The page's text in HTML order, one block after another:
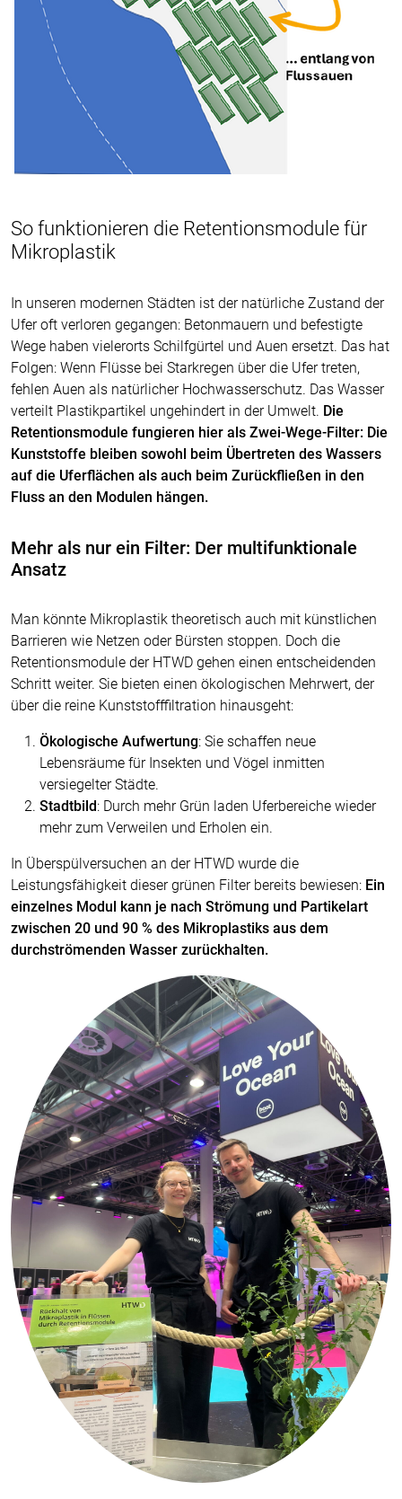
So funktionieren die Retentionsmodule für
Mikroplastik
In unseren modernen Städten ist der natürliche Zustand der
Ufer oft verloren gegangen: Betonmauern und befestigte
Wege haben vielerorts Schilfgürtel und Auen ersetzt. Das hat
Folgen: Wenn Flüsse bei Starkregen über die Ufer treten,
fehlen Auen als natürlicher Hochwasserschutz. Das Wasser
verteilt Plastikpartikel ungehindert in der Umwelt. Die
Retentionsmodule fungieren hier als Zwei-Wege-Filter: Die
Kunststoffe bleiben sowohl beim Übertreten des Wassers
auf die Uferflächen als auch beim Zurückfließen in den
Fluss an den Modulen hängen.
Mehr als nur ein Filter: Der multifunktionale
Ansatz
Man könnte Mikroplastik theoretisch auch mit künstlichen
Barrieren wie Netzen oder Bürsten stoppen. Doch die
Retentionsmodule der HTWD gehen einen entscheidenden
Schritt weiter. Sie bieten einen ökologischen Mehrwert, der
über die reine Kunststofffiltration hinausgeht:
Ökologische Aufwertung: Sie schaffen neue
Lebensräume für Insekten und Vögel inmitten
versiegelter Städte.
Stadtbild: Durch mehr Grün laden Uferbereiche wieder
mehr zum Verweilen und Erholen ein.
In Überspülversuchen an der HTWD wurde die
Leistungsfähigkeit dieser grünen Filter bereits bewiesen: Ein
einzelnes Modul kann je nach Strömung und Partikelart
zwischen 20 und 90 % des Mikroplastiks aus dem
durchströmenden Wasser zurückhalten.